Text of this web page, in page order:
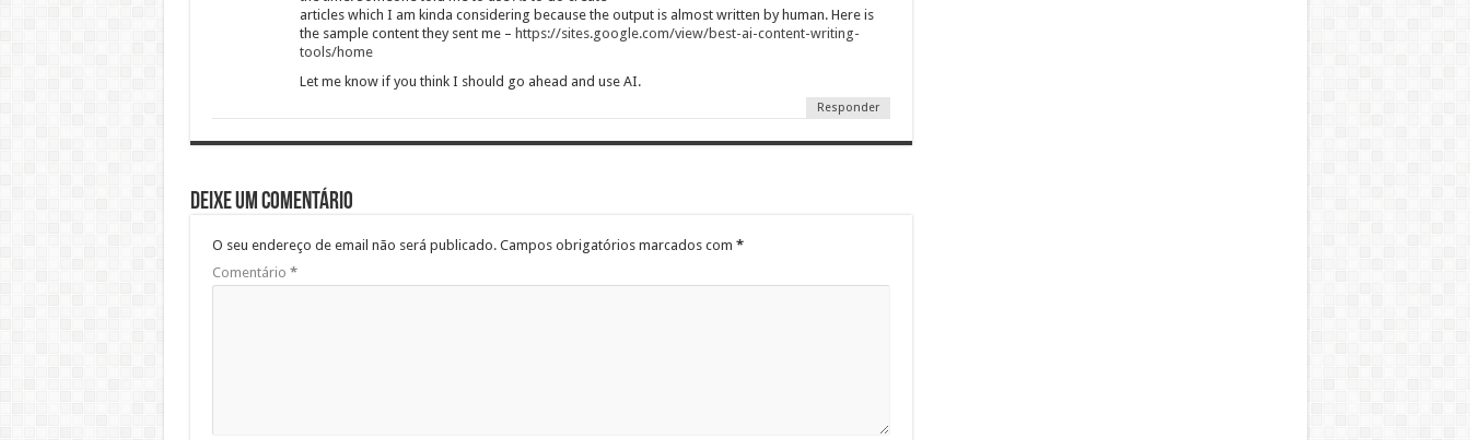
articles which I am kinda considering because the output is almost written by human. Here is
the sample content they sent me – https://sites.google.com/view/best-ai-content-writing-
tools/home
Let me know if you think I should go ahead and use AI.
Responder
Deixe um comentário
O seu endereço de email não será publicado. Campos obrigatórios marcados com *
Comentário *